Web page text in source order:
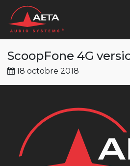
ScoopFone 4G
18 octobre 2018